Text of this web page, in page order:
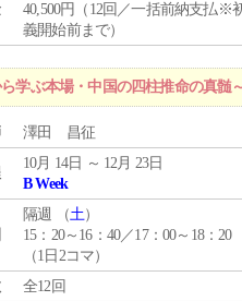
40,500円（12回／一括前納支払※
義開始前まで）
学ぶ本場・中国の四柱推命の真髄
澤田 昌征
10月 14日 ～ 12月 23日
B Week
隔週 （土）
15：20～16：40／17：00～18：20
（1日2コマ）
全12回